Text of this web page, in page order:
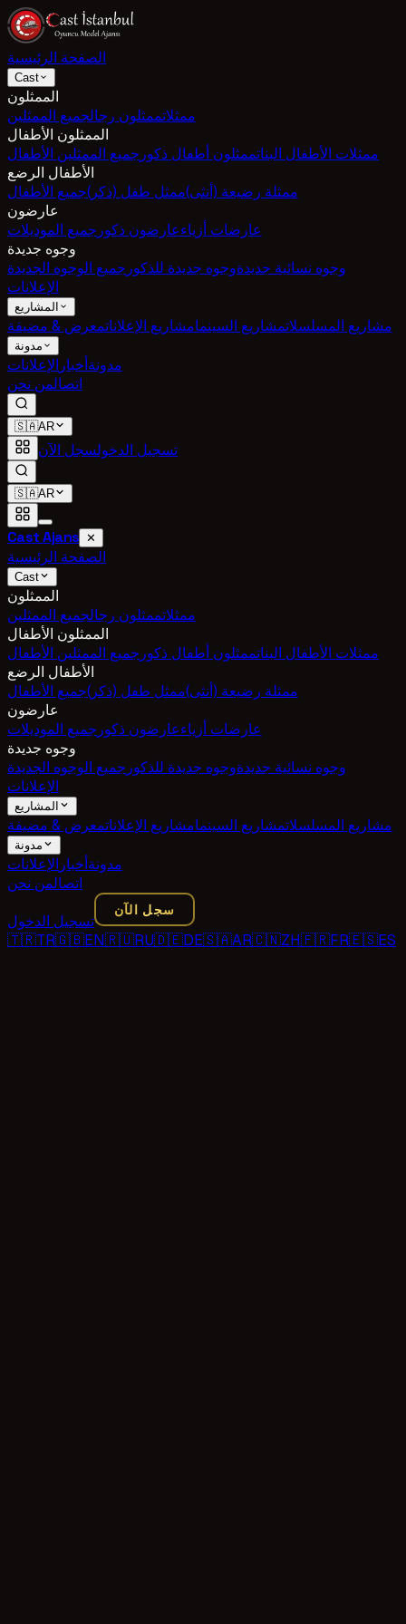
الصفحة الرئيسية
Cast
الممثلون
ممثلاتممثلون رجالجميع الممثلين
الممثلون الأطفال
ممثلات الأطفال البناتممثلون أطفال ذكور جميع الممثلين الأطفال
الأطفال الرضع
ممثلة رضيعة (أنثى)ممثل طفل (ذكر)جميع الأطفال
عارضون
عارضات أزياءعارضون ذكور جميع الموديلات
وجوه جديدة
وجوه نسائية جديدةوجوه جديدة للذكور جميع الوجوه الجديدة
الإعلانات
المشاريع
مشاريع المسلسلاتمشاريع السينمامشاريع الإعلاناتمعرض & مضيفة
مدونة
مدونةأخبار الإعلانات
اتصالمن نحن
🇸🇦AR
تسجيل الدخولسجل الآن
🇸🇦AR
Cast Ajans ✕
الصفحة الرئيسية
Cast
الممثلون
ممثلاتممثلون رجالجميع الممثلين
الممثلون الأطفال
ممثلات الأطفال البناتممثلون أطفال ذكور جميع الممثلين الأطفال
الأطفال الرضع
ممثلة رضيعة (أنثى)ممثل طفل (ذكر)جميع الأطفال
عارضون
عارضات أزياءعارضون ذكور جميع الموديلات
وجوه جديدة
وجوه نسائية جديدةوجوه جديدة للذكور جميع الوجوه الجديدة
الإعلانات
المشاريع
مشاريع المسلسلاتمشاريع السينمامشاريع الإعلاناتمعرض & مضيفة
مدونة
مدونةأخبار الإعلانات
اتصالمن نحن
تسجيل الدخول
سجل الآن
🇹🇷TR🇬🇧EN🇷🇺RU🇩🇪DE🇸🇦AR🇨🇳ZH🇫🇷FR🇪🇸ES